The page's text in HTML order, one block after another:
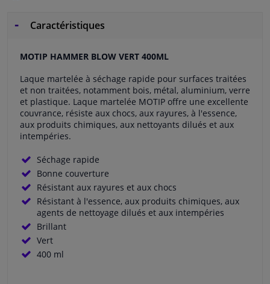
Caractéristiques
MOTIP HAMMER BLOW VERT 400ML
Laque martelée à séchage rapide pour surfaces traitées
et non traitées, notamment bois, métal, aluminium, verre
et plastique. Laque martelée MOTIP offre une excellente
couvrance, résiste aux chocs, aux rayures, à l'essence,
aux produits chimiques, aux nettoyants dilués et aux
intempéries.
Séchage rapide
Bonne couverture
Résistant aux rayures et aux chocs
Résistant à l'essence, aux produits chimiques, aux
agents de nettoyage dilués et aux intempéries
Brillant
Vert
400 ml